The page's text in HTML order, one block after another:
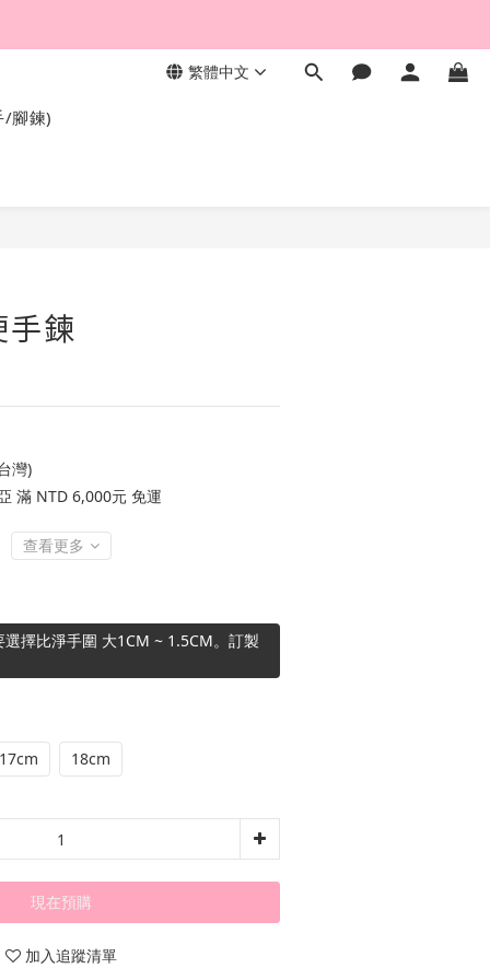
繁體中文
/腳鍊)
鍊
灣)
滿 NTD 6,000元 免運
查看更多
擇比淨手圍 大1CM ~ 1.5CM。訂製
18cm
現在預購
加入追蹤清單